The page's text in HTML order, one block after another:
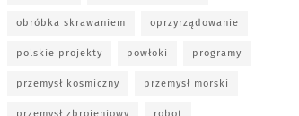
obróbka skrawaniem oprzyrządowanie
polskie projekty powłoki programy
przemysł kosmiczny przemysł morski